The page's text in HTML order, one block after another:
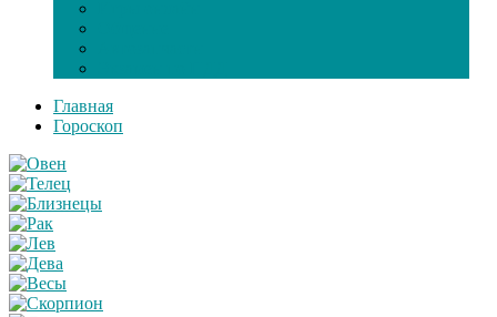
Главная
Гороскоп